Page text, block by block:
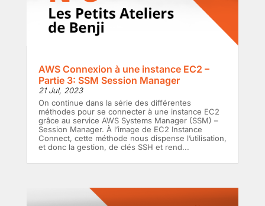
AWS Connexion à une instance EC2 –
Partie 3: SSM Session Manager
21 Jul, 2023
On continue dans la série des différentes
méthodes pour se connecter à une instance EC2
grâce au service AWS Systems Manager (SSM) –
Session Manager. À l’image de EC2 Instance
Connect, cette méthode nous dispense l’utilisation,
et donc la gestion, de clés SSH et rend...